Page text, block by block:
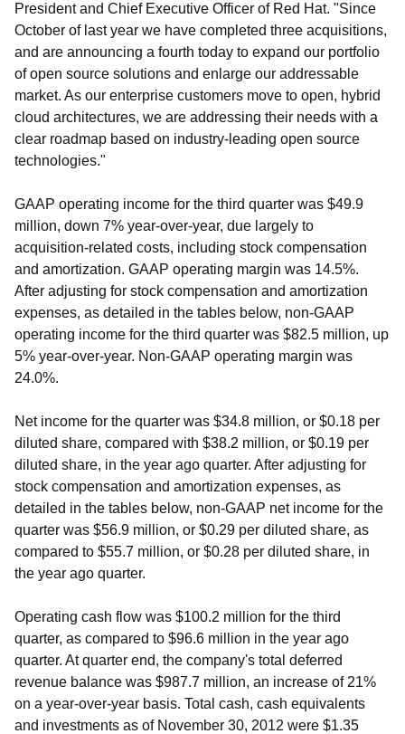
President and Chief Executive Officer of Red Hat. "Since
October of last year we have completed three acquisitions,
and are announcing a fourth today to expand our portfolio
of open source solutions and enlarge our addressable
market. As our enterprise customers move to open, hybrid
cloud architectures, we are addressing their needs with a
clear roadmap based on industry-leading open source
technologies."
GAAP operating income for the third quarter was $49.9
million, down 7% year-over-year, due largely to
acquisition-related costs, including stock compensation
and amortization. GAAP operating margin was 14.5%.
After adjusting for stock compensation and amortization
expenses, as detailed in the tables below, non-GAAP
operating income for the third quarter was $82.5 million, up
5% year-over-year. Non-GAAP operating margin was
24.0%.
Net income for the quarter was $34.8 million, or $0.18 per
diluted share, compared with $38.2 million, or $0.19 per
diluted share, in the year ago quarter. After adjusting for
stock compensation and amortization expenses, as
detailed in the tables below, non-GAAP net income for the
quarter was $56.9 million, or $0.29 per diluted share, as
compared to $55.7 million, or $0.28 per diluted share, in
the year ago quarter.
Operating cash flow was $100.2 million for the third
quarter, as compared to $96.6 million in the year ago
quarter. At quarter end, the company's total deferred
revenue balance was $987.7 million, an increase of 21%
on a year-over-year basis. Total cash, cash equivalents
and investments as of November 30, 2012 were $1.35